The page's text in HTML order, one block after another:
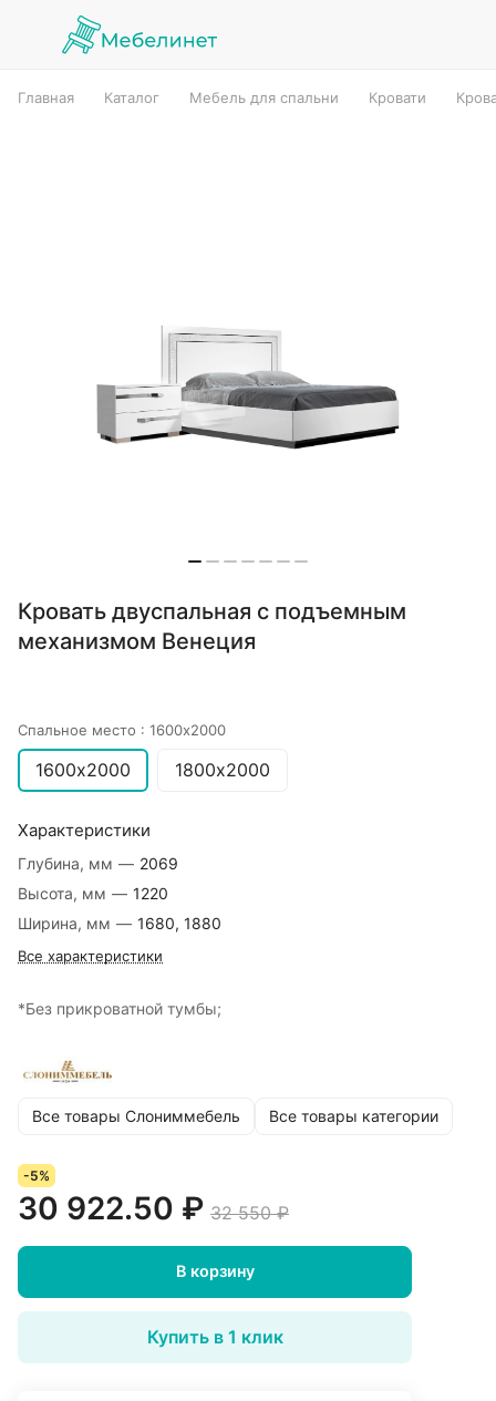
Главная Каталог Мебель для спальни Кровати
Кровать двуспальная с подъемным
механизмом Венеция
Спальное место : 1600х2000
1600х2000 1800х2000
Характеристики
Глубина, мм — 2069
Высота, мм — 1220
Ширина, мм — 1680, 1880
Все характеристики
*Без прикроватной тумбы;
Все товары Слониммебель Все товары категории
-5%
30 922.50 ₽ 32 550 ₽
В корзину
Купить в 1 клик